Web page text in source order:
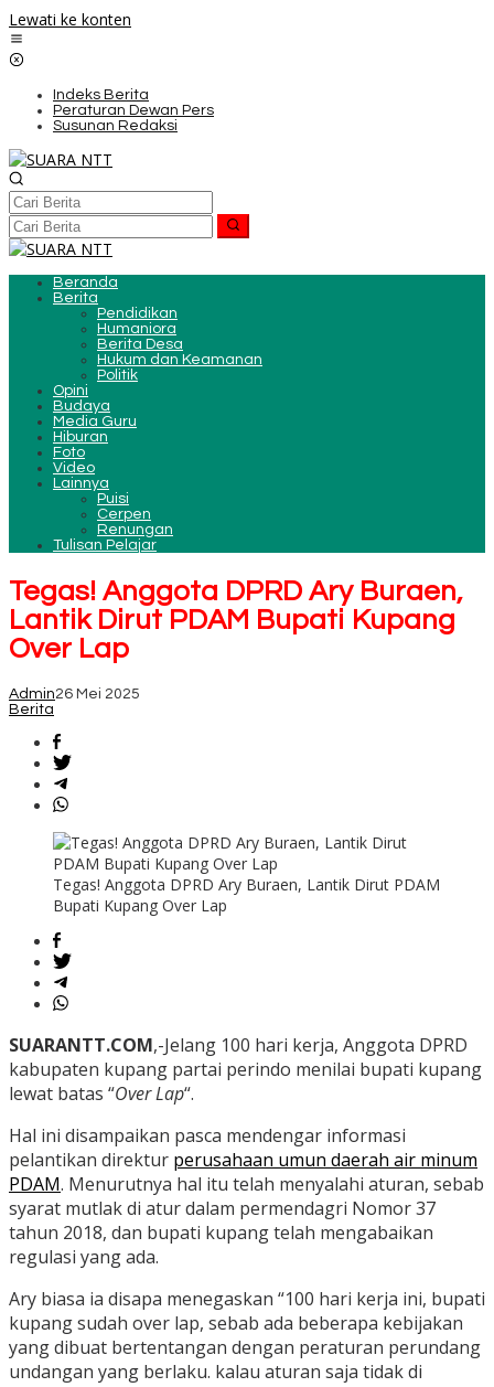
Lewati ke konten
Indeks Berita
Peraturan Dewan Pers
Susunan Redaksi
Beranda
Berita
Pendidikan
Humaniora
Berita Desa
Hukum dan Keamanan
Politik
Opini
Budaya
Media Guru
Hiburan
Foto
Video
Lainnya
Puisi
Cerpen
Renungan
Tulisan Pelajar
Tegas! Anggota DPRD Ary Buraen,
Lantik Dirut PDAM Bupati Kupang
Over Lap
Admin26 Mei 2025
Berita
Tegas! Anggota DPRD Ary Buraen, Lantik Dirut PDAM
Bupati Kupang Over Lap
SUARANTT.COM,-Jelang 100 hari kerja, Anggota DPRD
kabupaten kupang partai perindo menilai bupati kupang
lewat batas “Over Lap“.
Hal ini disampaikan pasca mendengar informasi
pelantikan direktur perusahaan umun daerah air minum
PDAM. Menurutnya hal itu telah menyalahi aturan, sebab
syarat mutlak di atur dalam permendagri Nomor 37
tahun 2018, dan bupati kupang telah mengabaikan
regulasi yang ada.
Ary biasa ia disapa menegaskan “100 hari kerja ini, bupati
kupang sudah over lap, sebab ada beberapa kebijakan
yang dibuat bertentangan dengan peraturan perundang
undangan yang berlaku. kalau aturan saja tidak di